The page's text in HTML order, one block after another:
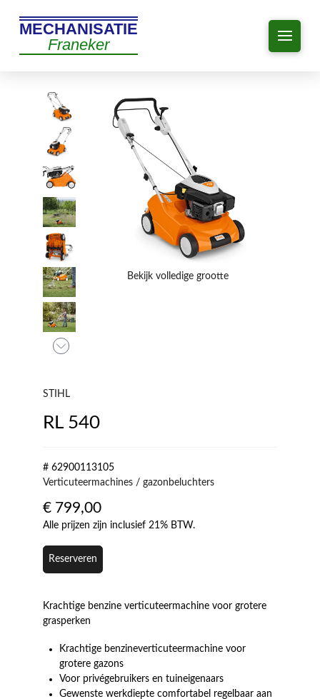
MECHANISATIE
Franeker
Bekijk volledige grootte
STIHL
RL 540
# 62900113105
Verticuteermachines / gazonbeluchters
€ 799,00
Alle prijzen zijn inclusief 21% BTW.
Reserveren
Krachtige benzine verticuteermachine voor grotere
grasperken
Krachtige benzineverticuteermachine voor
grotere gazons
Voor privégebruikers en tuineigenaars
Gewenste werkdiepte comfortabel regelbaar aan